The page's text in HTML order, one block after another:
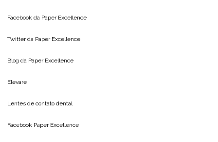
Facebook da Paper Excellence
Twitter da Paper Excellence
Blog da Paper Excellence
Elevare
Lentes de contato dental
Facebook Paper Excellence